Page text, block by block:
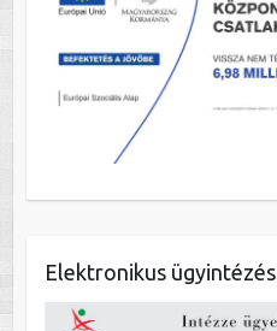
Elektronikus ügyintézés